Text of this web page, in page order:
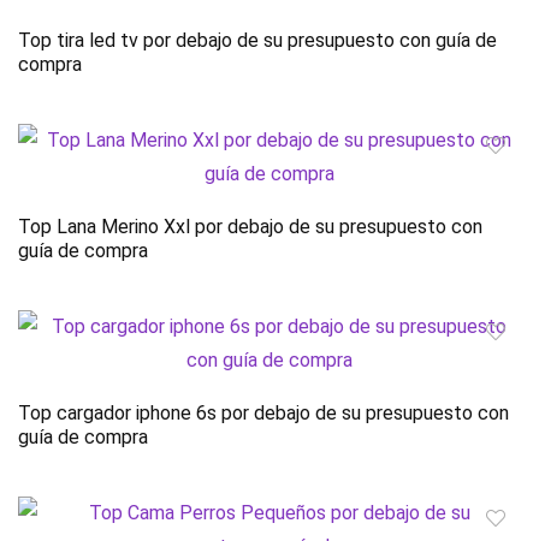
Top tira led tv por debajo de su presupuesto con guía de
compra
Top Lana Merino Xxl por debajo de su presupuesto con
guía de compra
Top cargador iphone 6s por debajo de su presupuesto con
guía de compra